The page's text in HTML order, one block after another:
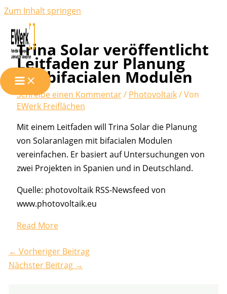
Zum Inhalt springen
Trina Solar veröffentlicht
Leitfaden zur Planung
mit bifacialen Modulen
Schreibe einen Kommentar/ Photovoltaik/ Von
EWerk Freiflächen
Mit einem Leitfaden will Trina Solar die Planung
von Solaranlagen mit bifacialen Modulen
vereinfachen. Er basiert auf Untersuchungen von
zwei Projekten in Spanien und in Deutschland.
Quelle: photovoltaik RSS-Newsfeed von
www.photovoltaik.eu
Read More
← Vorheriger Beitrag
Nächster Beitrag →